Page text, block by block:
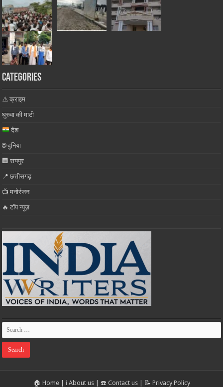
Categories
⚠️ क्राइम
घुरुवा की माटी
देश
🌐 दुनिया
🏢 रायपुर
📍 छत्तीसगढ़
📺 मनोरंजन
🔥 टॉप न्यूज़
🏠 Home| ℹ️ About us| ☎️ Contact us| 📝 Privacy Policy